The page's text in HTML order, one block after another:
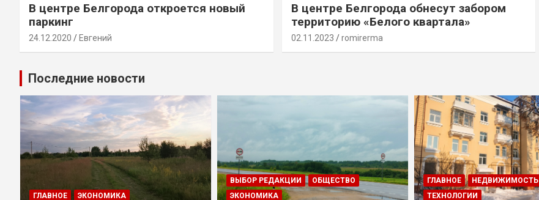
В центре Белгорода откроется новый
паркинг
24.12.2020 Евгений
В центре Белгорода обнесут забором
территорию «Белого квартала»
02.11.2023 romirerma
Последние новости
ГЛАВНОЕ ЭКОНОМИКА
ВЫБОР РЕДАКЦИИ
ОБЩЕСТВО
ЭКОНОМИКА
ГЛАВНОЕ
НЕДВИЖИМОСТЬ
ТЕХНОЛОГИИ